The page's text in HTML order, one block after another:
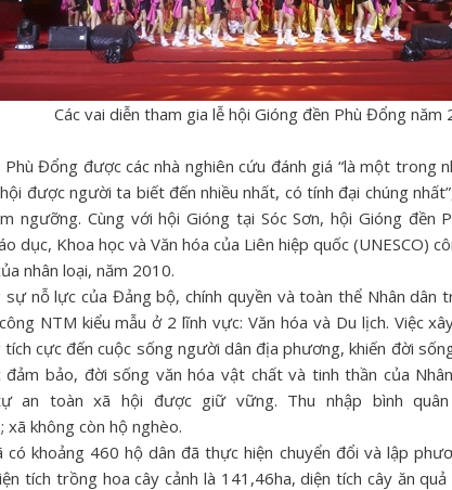
Các vai diễn tham gia lễ hội Gióng đền Phù Đổng năm
Phù Đổng được các nhà nghiên cứu đánh giá “là một trong
được người ta biết đến nhiều nhất, có tính đại chúng
ngưỡng. Cùng với hội Gióng tại Sóc Sơn, hội Gióng đền
dục, Khoa học và Văn hóa của Liên hiệp quốc (UNESCO)
nhân loại, năm 2010.
sự nỗ lực của Đảng bộ, chính quyền và toàn thể Nhân dân
NTM kiểu mẫu ở 2 lĩnh vực: Văn hóa và Du lịch. Việc
cực đến cuộc sống người dân địa phương, khiến đời
bảo, đời sống văn hóa vật chất và tinh thần của
an toàn xã hội được giữ vững. Thu nhập bình
không còn hộ nghèo.
khoảng 460 hộ dân đã thực hiện chuyển đổi và lập
tích trồng hoa cây cảnh là 141,46ha, diện tích cây ăn